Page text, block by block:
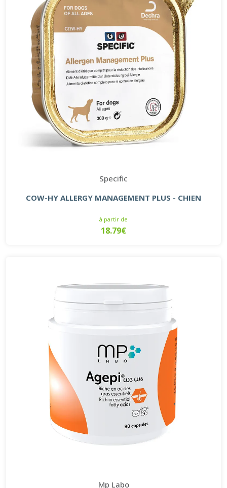
Specific
COW-HY ALLERGY MANAGEMENT PLUS - CHIEN
à partir de
18.79€
Mp Labo